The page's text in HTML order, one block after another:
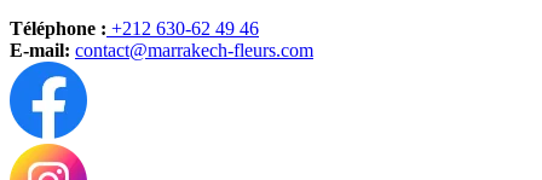
Téléphone : +212 630-62 49 46
E-mail: contact@marrakech-fleurs.com